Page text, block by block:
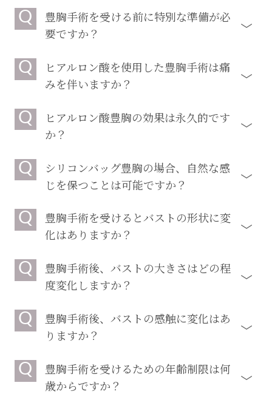
Q
豊胸手術を受ける前に特別な準備が必
要ですか？
Q
ヒアルロン酸を使用した豊胸手術は痛
みを伴いますか？
Q
ヒアルロン酸豊胸の効果は永久的です
か？
Q
シリコンバッグ豊胸の場合、自然な感
じを保つことは可能ですか？
Q
豊胸手術を受けるとバストの形状に変
化はありますか？
Q
豊胸手術後、バストの大きさはどの程
度変化しますか？
Q
豊胸手術後、バストの感触に変化はあ
りますか？
Q
豊胸手術を受けるための年齢制限は何
歳からですか？